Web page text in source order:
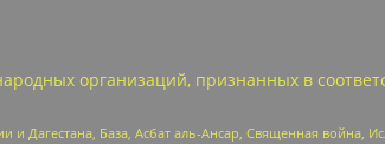
организаций, признанных в
База, Асбат аль-Ансар, Священная война,